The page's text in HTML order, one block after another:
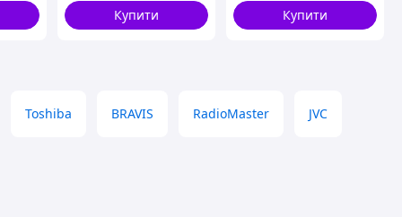
Купити
Купити
Toshiba BRAVIS RadioMaster JVC